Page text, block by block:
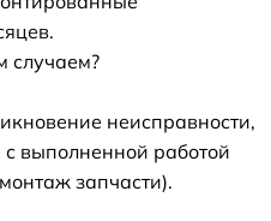
случаем?
неисправности,
выполненной работой
запчасти).